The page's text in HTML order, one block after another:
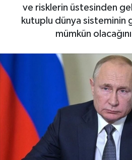
ve risklerin üstesinden
kutuplu dünya sisteminin
mümkün
Bilim, Teknoloji